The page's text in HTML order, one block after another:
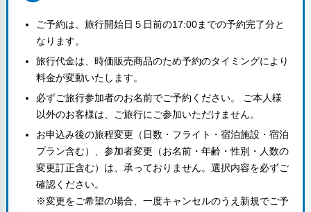
ご予約は、旅行開始日５日前の17:00までの予約完了分と
なります。
旅行代金は、時価販売商品のため予約のタイミングにより
料金が変動いたします。
必ずご旅行参加者のお名前でご予約ください。 ご本人様
以外のお客様は、ご旅行にご参加いただけません。
お申込み後の旅程変更（日数・フライト・宿泊施設・宿泊
プラン含む）、参加者変更（お名前・年齢・性別・人数の
変更訂正含む）は、承っておりません。選択内容を必ずご
確認ください。
※変更をご希望の場合、一度キャンセルのうえ新規でご予